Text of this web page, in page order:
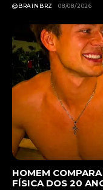
@BRAINBRZ 08/08/2026
HOMEM
FÍSICA DOS 20